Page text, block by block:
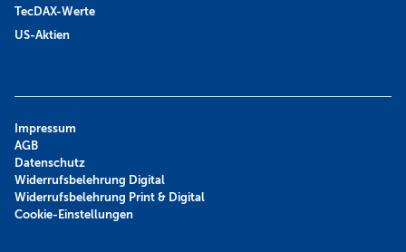
TecDAX-Werte
US-Aktien
Impressum
AGB
Datenschutz
Widerrufsbelehrung Digital
Widerrufsbelehrung Print & Digital
Cookie-Einstellungen